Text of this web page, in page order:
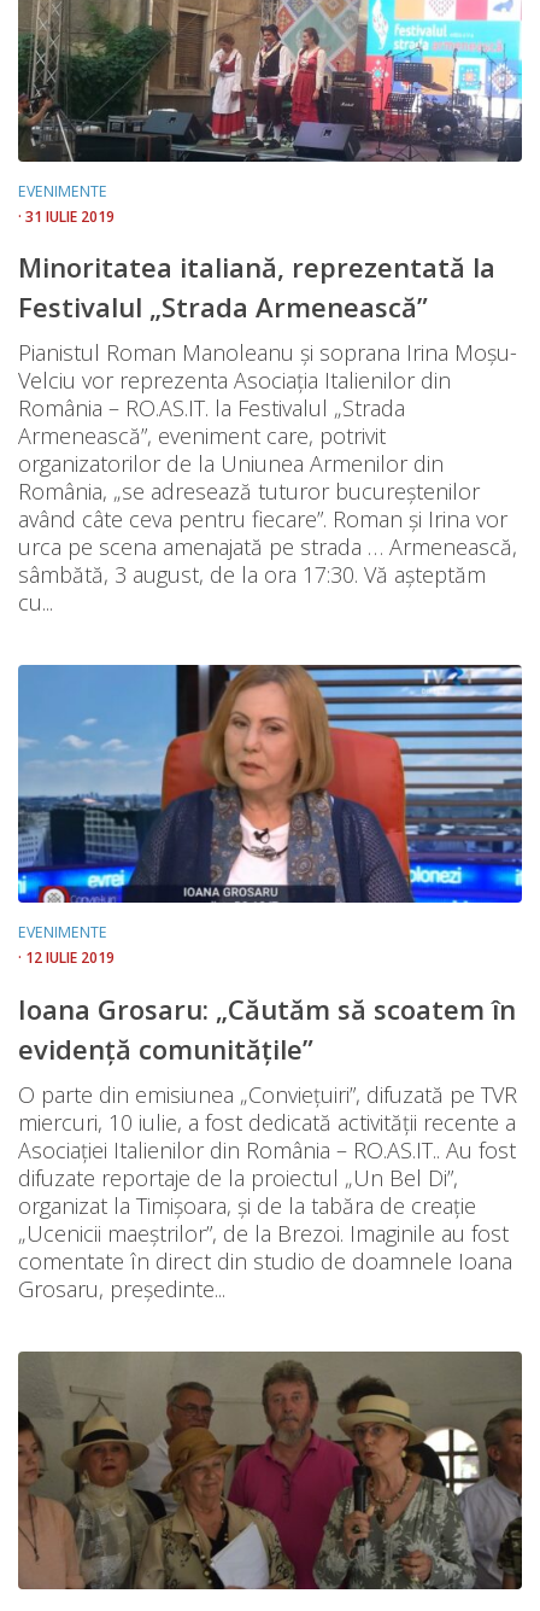
EVENIMENTE
· 31 IULIE 2019
Minoritatea italiană, reprezentată la
Festivalul „Strada Armenească”
Pianistul Roman Manoleanu și soprana Irina Moșu-
Velciu vor reprezenta Asociația Italienilor din
România – RO.AS.IT. la Festivalul „Strada
Armenească”, eveniment care, potrivit
organizatorilor de la Uniunea Armenilor din
România, „se adresează tuturor bucureştenilor
având câte ceva pentru fiecare”. Roman și Irina vor
urca pe scena amenajată pe strada … Armenească,
sâmbătă, 3 august, de la ora 17:30. Vă așteptăm
cu...
EVENIMENTE
· 12 IULIE 2019
Ioana Grosaru: „Căutăm să scoatem în
evidență comunitățile”
O parte din emisiunea „Conviețuiri”, difuzată pe TVR
miercuri, 10 iulie, a fost dedicată activității recente a
Asociației Italienilor din România – RO.AS.IT.. Au fost
difuzate reportaje de la proiectul „Un Bel Di”,
organizat la Timișoara, și de la tabăra de creație
„Ucenicii maeștrilor”, de la Brezoi. Imaginile au fost
comentate în direct din studio de doamnele Ioana
Grosaru, președinte...